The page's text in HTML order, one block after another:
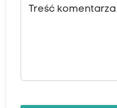
Treść komentarza